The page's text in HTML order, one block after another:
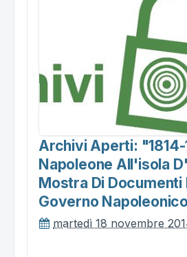
Archivi Aperti: "1814-
Napoleone All'isola
Mostra Di Documenti
Governo
martedì 18 novembre